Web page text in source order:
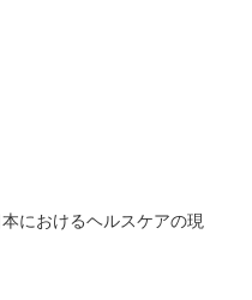
おけるヘルスケアの現